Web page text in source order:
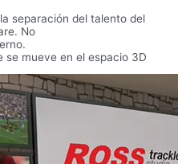
separación del talento del
No
se mueve en el espacio 3D